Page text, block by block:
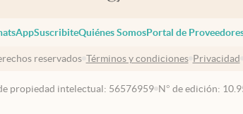
SuscribiteQuiénes SomosPortal de
reservados Términos y condiciones Privacidad
propiedad intelectual: 56576959 N° de edición: